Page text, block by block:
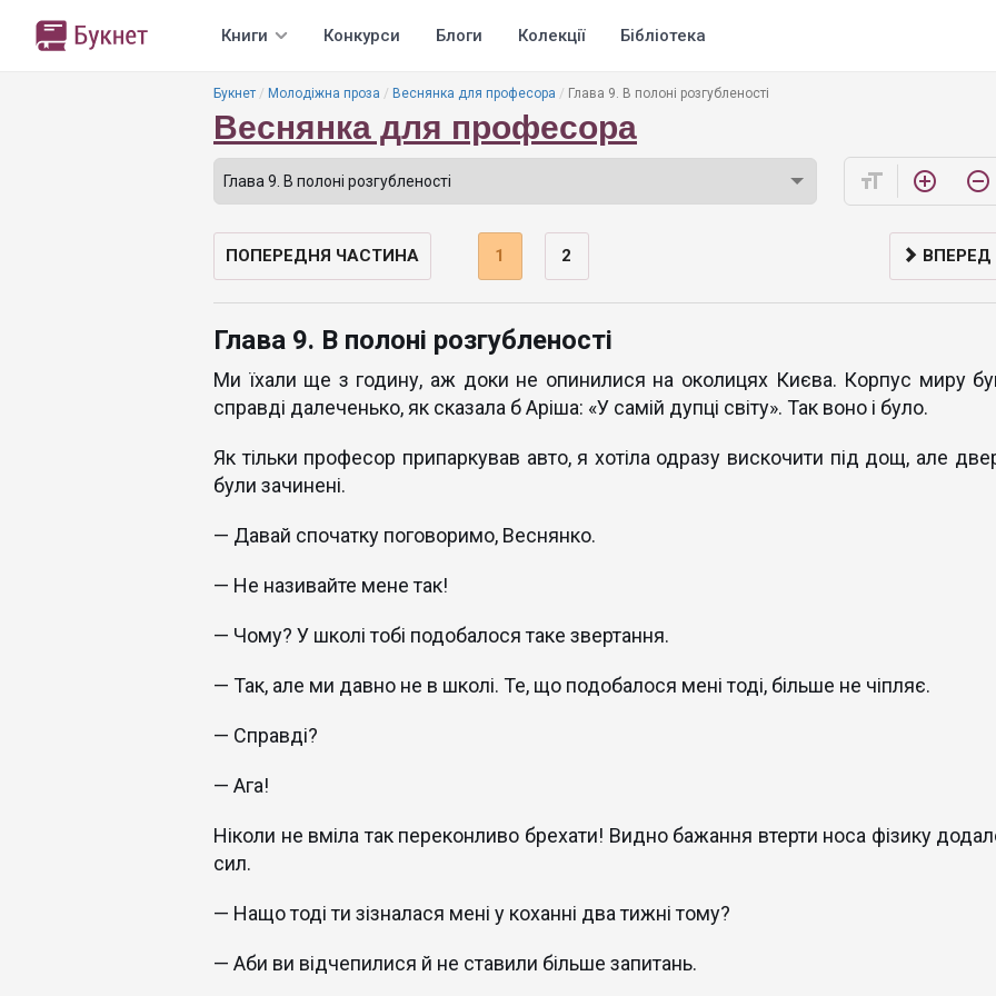
Книги Конкурси Блоги Колекції Бібліотека
Букнет Молодіжна проза Веснянка для професора Глава 9. В полоні розгубленості
Веснянка для професора
format_size add_circle_outline remove_circle_outline
ПОПЕРЕДНЯ ЧАСТИНА 1 2 ВПЕРЕД
Глава 9. В полоні розгубленості
Ми їхали ще з годину, аж доки не опинилися на околицях Києва. Корпус миру
справді далеченько, як сказала б Аріша: «У самій дупці світу». Так воно і було.
Як тільки професор припаркував авто, я хотіла одразу вискочити під дощ, але
були зачинені.
— Давай спочатку поговоримо, Веснянко.
— Не називайте мене так!
— Чому? У школі тобі подобалося таке звертання.
— Так, але ми давно не в школі. Те, що подобалося мені тоді, більше не чіпляє.
— Справді?
— Ага!
Ніколи не вміла так переконливо брехати! Видно бажання втерти носа фізику
сил.
— Нащо тоді ти зізналася мені у коханні два тижні тому?
— Аби ви відчепилися й не ставили більше запитань.